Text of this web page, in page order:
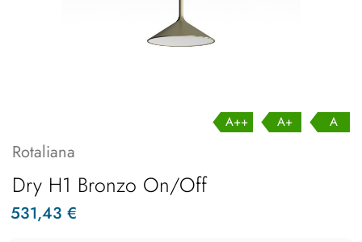
A++ A+ A
Rotaliana
Dry H1 Bronzo On/Off
531,43 €